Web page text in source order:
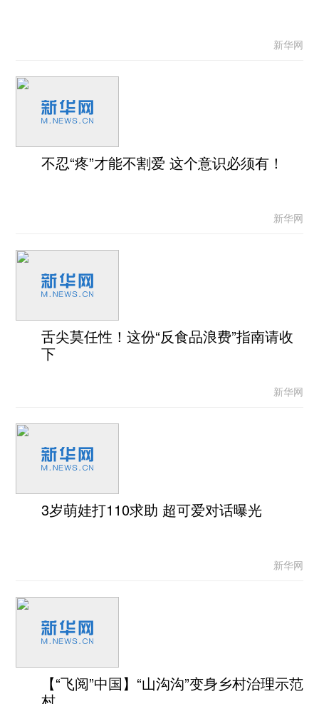
新华网
不忍“疼”才能不割爱 这个意识必须有！
新华网
舌尖莫任性！这份“反食品浪费”指南请收
下
新华网
3岁萌娃打110求助 超可爱对话曝光
新华网
【“飞阅”中国】“山沟沟”变身乡村治理示范